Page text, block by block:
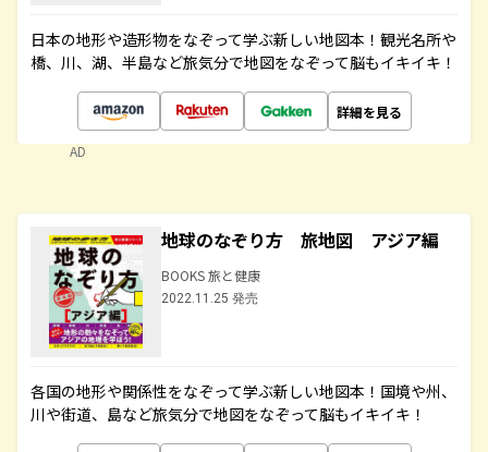
日本の地形や造形物をなぞって学ぶ新しい地図本！観光名所や
橋、川、湖、半島など旅気分で地図をなぞって脳もイキイキ！
詳細を見る
AD
地球のなぞり方 旅地図 アジア編
BOOKS 旅と健康
2022.11.25 発売
各国の地形や関係性をなぞって学ぶ新しい地図本！国境や州、
川や街道、島など旅気分で地図をなぞって脳もイキイキ！